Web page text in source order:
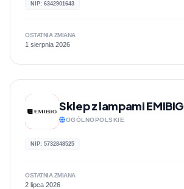
NIP: 6342901643
OSTATNIA ZMIANA
1 sierpnia 2026
Sklep z lampami EMIBIG
OGÓLNOPOLSKIE
NIP: 5732848525
OSTATNIA ZMIANA
2 lipca 2026